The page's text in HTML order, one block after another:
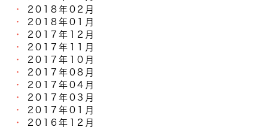
2018年02月
2018年01月
2017年12月
2017年11月
2017年10月
2017年08月
2017年04月
2017年03月
2017年01月
2016年12月